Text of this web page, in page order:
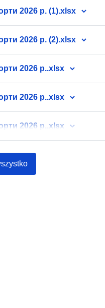
2026 р. (1).xlsx
2026 р. (2).xlsx
2026 р..xlsx
2026 р..xlsx
2026 р..xlsx